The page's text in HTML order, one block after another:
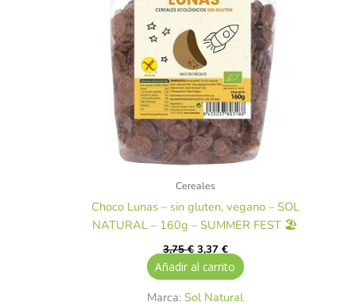
Cereales
Choco Lunas – sin gluten, vegano – SOL
NATURAL – 160g – SUMMER FEST 🏖️
3,75€ 3,37 €
Añadir al carrito
Marca:Sol Natural